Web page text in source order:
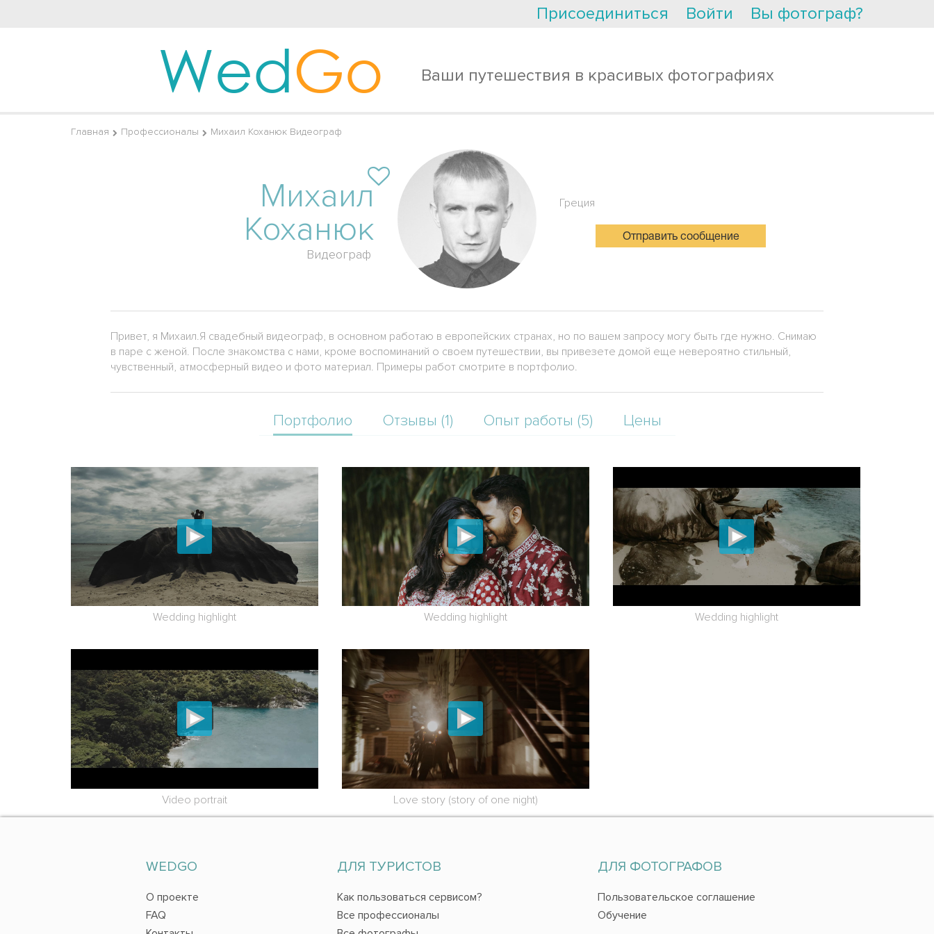
Присоединиться Войти Вы фотограф?
WedGo Ваши путешествия в красивых фотографиях
Главная Профессионалы Михаил Коханюк Видеограф
Михаил
Коханюк
Видеограф
Греция
Отправить сообщение
Привет, я Михаил.Я свадебный видеограф, в основном работаю в европейских странах, но по вашем запросу могу быть где нужно. Снимаю
в паре с женой. После знакомства с нами, кроме воспоминаний о своем путешествии, вы привезете домой еще невероятно стильный,
чувственный, атмосферный видео и фото материал. Примеры работ смотрите в портфолио.
Портфолио Отзывы (1) Опыт работы (5) Цены
Wedding highlight Wedding highlight Wedding highlight
Video portrait Love story (story of one night)
WEDGO
О проекте
FAQ
ДЛЯ ТУРИСТОВ
Как пользоваться сервисом?
Все профессионалы
ДЛЯ ФОТОГРАФОВ
Пользовательское соглашение
Обучение